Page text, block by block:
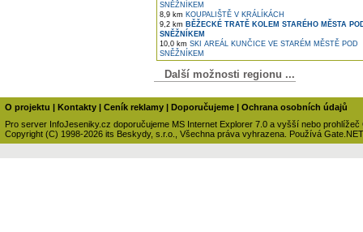
SNĚŽNÍKEM
8,9 km KOUPALIŠTĚ V KRÁLÍKÁCH
9,2 km BĚŽECKÉ TRATĚ KOLEM STARÉHO MĚSTA
SNĚŽNÍKEM
10,0 km SKI AREÁL KUNČICE VE STARÉM MĚSTĚ POD
SNĚŽNÍKEM
Další možnosti regionu ...
O projektu | Kontakty | Ceník reklamy | Doporučujeme | Ochrana osobních údajů
Pro server InfoJeseniky.cz doporučujeme MS Internet Explorer 7.0 a vyšší nebo prohlížeč
Copyright (C) 1998-2026 its Beskydy, s.r.o., Všechna práva vyhrazena. Používá